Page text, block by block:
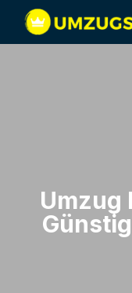
Umzug